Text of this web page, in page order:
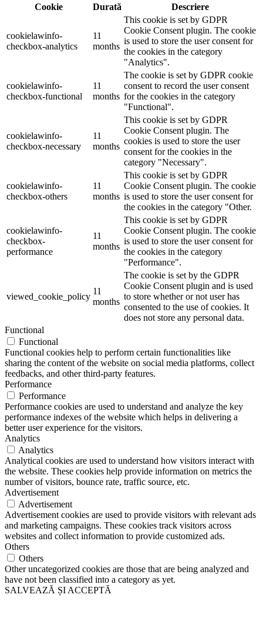
Cookie
Durată Descriere
cookielawinfo-
checkbox-analytics
11
months
This cookie is set by GDPR
Cookie Consent plugin. The cookie
is used to store the user consent for
the cookies in the category
"Analytics".
cookielawinfo-
checkbox-functional
11
months
The cookie is set by GDPR cookie
consent to record the user consent
for the cookies in the category
"Functional".
cookielawinfo-
checkbox-necessary
11
months
This cookie is set by GDPR
Cookie Consent plugin. The
cookies is used to store the user
consent for the cookies in the
category "Necessary".
cookielawinfo-
checkbox-others
11
months
This cookie is set by GDPR
Cookie Consent plugin. The cookie
is used to store the user consent for
the cookies in the category "Other.
cookielawinfo-
checkbox-
performance
11
months
This cookie is set by GDPR
Cookie Consent plugin. The cookie
is used to store the user consent for
the cookies in the category
"Performance".
viewed_cookie_policy
11
months
The cookie is set by the GDPR
Cookie Consent plugin and is used
to store whether or not user has
consented to the use of cookies. It
does not store any personal data.
Functional
Functional
Functional cookies help to perform certain functionalities like
sharing the content of the website on social media platforms, collect
feedbacks, and other third-party features.
Performance
Performance
Performance cookies are used to understand and analyze the key
performance indexes of the website which helps in delivering a
better user experience for the visitors.
Analytics
Analytics
Analytical cookies are used to understand how visitors interact with
the website. These cookies help provide information on metrics the
number of visitors, bounce rate, traffic source, etc.
Advertisement
Advertisement
Advertisement cookies are used to provide visitors with relevant ads
and marketing campaigns. These cookies track visitors across
websites and collect information to provide customized ads.
Others
Others
Other uncategorized cookies are those that are being analyzed and
have not been classified into a category as yet.
SALVEAZĂ ȘI ACCEPTĂ